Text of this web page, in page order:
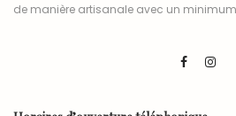
de manière artisanale avec un